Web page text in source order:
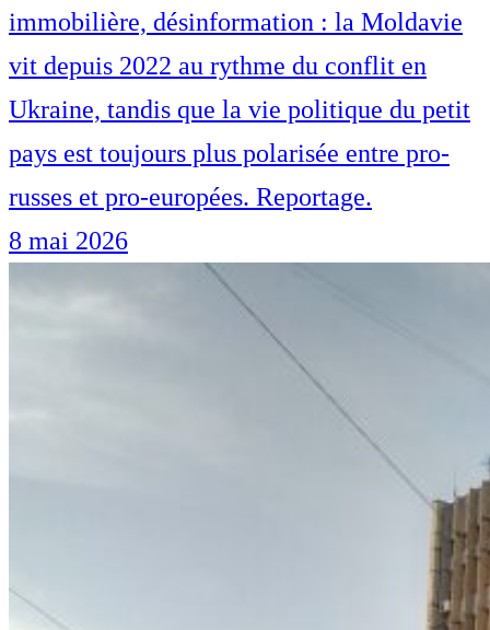
immobilière, désinformation : la Moldavie
vit depuis 2022 au rythme du conflit en
Ukraine, tandis que la vie politique du petit
pays est toujours plus polarisée entre pro-
russes et pro-europées. Reportage.
8 mai 2026